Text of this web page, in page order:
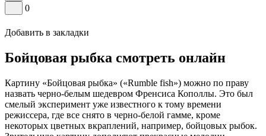
0
Добавить в закладки
Бойцовая рыбка смотреть онлайн
Картину «Бойцовая рыбка» («Rumble fish») можно по праву
назвать черно-белым шедевром Френсиса Кополлы. Это был
смелый эксперимент уже известного к тому времени
режиссера, где все снято в черно-белой гамме, кроме
некоторых цветных вкраплений, например, бойцовых рыбок.